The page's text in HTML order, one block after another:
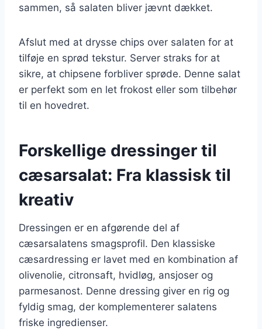
sammen, så salaten bliver jævnt dækket.
Afslut med at drysse chips over salaten for at
tilføje en sprød tekstur. Server straks for at
sikre, at chipsene forbliver sprøde. Denne salat
er perfekt som en let frokost eller som tilbehør
til en hovedret.
Forskellige dressinger til
cæsarsalat: Fra klassisk til
kreativ
Dressingen er en afgørende del af
cæsarsalatens smagsprofil. Den klassiske
cæsardressing er lavet med en kombination af
olivenolie, citronsaft, hvidløg, ansjoser og
parmesanost. Denne dressing giver en rig og
fyldig smag, der komplementerer salatens
friske ingredienser.